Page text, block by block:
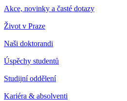
Akce, novinky a časté dotazy
Život v Praze
Naši doktorandi
Úspěchy studentů
Studijní oddělení
Kariéra & absolventi